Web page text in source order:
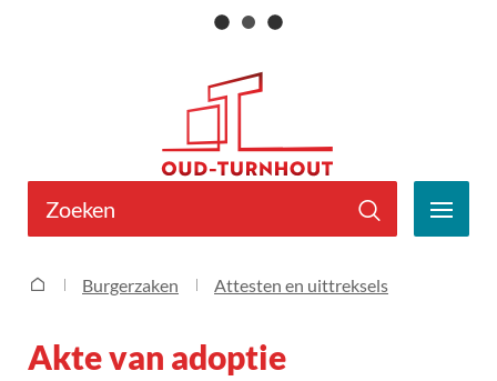
inhoud
zoek
je?
Burgerzaken Attesten en uittreksels
Akte van adoptie
Akte van adoptie